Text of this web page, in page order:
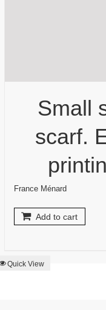
Small
scarf.
France Ménard
Add to cart
Quick View